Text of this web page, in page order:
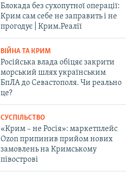
Блокада без сухопутної операції:
Крим сам себе не заправить і не
прогодує | Крим.Реалії
ВІЙНА ТА КРИМ
Російська влада обіцяє закрити
морський шлях українським
БпЛА до Севастополя. Чи реально
це?
СУСПІЛЬСТВО
«Крим – не Росія»: маркетплейс
Ozon припинив прийом нових
замовлень на Кримському
півострові